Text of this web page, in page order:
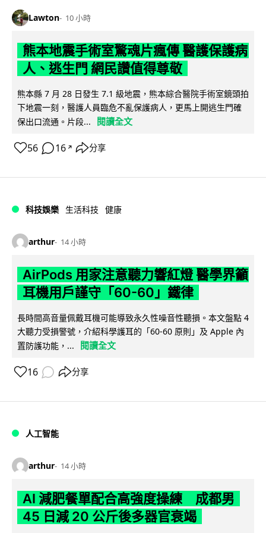
Lawton 10 小時
熊本地震手術室驚魂片瘋傳 醫護保護病
人、逃生門 網民讚值得尊敬
熊本縣 7 月 28 日發生 7.1 級地震，熊本綜合醫院手術室鏡頭拍
下地震一刻，醫護人員臨危不亂保護病人，更馬上開逃生門確
保出口流通。片段...
閱讀全文
56 16 ↗ 分享
科技娛樂 生活科技 健康
arthur 14 小時
AirPods 用家注意聽力響紅燈 醫學界籲
耳機用戶謹守「60-60」鐵律
長時間高音量佩戴耳機可能導致永久性噪音性聽損。本文盤點 4
大聽力受損警號，介紹科學護耳的「60-60 原則」及 Apple 內
置防護功能，...
閱讀全文
16 分享
人工智能
arthur 14 小時
AI 減肥餐單配合高強度操練 成都男
45 日減 20 公斤後多器官衰竭